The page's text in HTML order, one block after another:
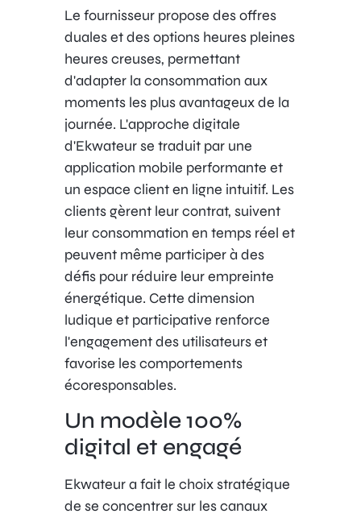
Le fournisseur propose des offres
duales et des options heures pleines
heures creuses, permettant
d'adapter la consommation aux
moments les plus avantageux de la
journée. L'approche digitale
d'Ekwateur se traduit par une
application mobile performante et
un espace client en ligne intuitif. Les
clients gèrent leur contrat, suivent
leur consommation en temps réel et
peuvent même participer à des
défis pour réduire leur empreinte
énergétique. Cette dimension
ludique et participative renforce
l'engagement des utilisateurs et
favorise les comportements
écoresponsables.
Un modèle 100%
digital et engagé
Ekwateur a fait le choix stratégique
de se concentrer sur les canaux